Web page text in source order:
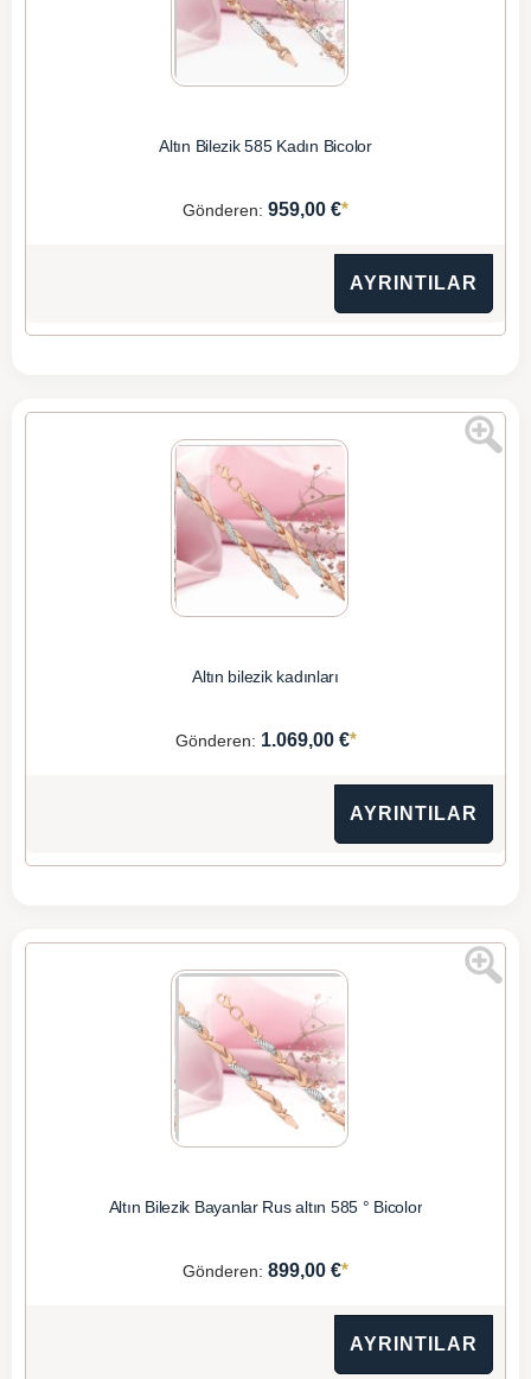
Altın Bilezik 585 Kadın Bicolor
Gönderen: 959,00 €*
AYRINTILAR
Altın bilezik kadınları
Gönderen: 1.069,00 €*
AYRINTILAR
Altın Bilezik Bayanlar Rus altın 585 ° Bicolor
Gönderen: 899,00 €*
AYRINTILAR